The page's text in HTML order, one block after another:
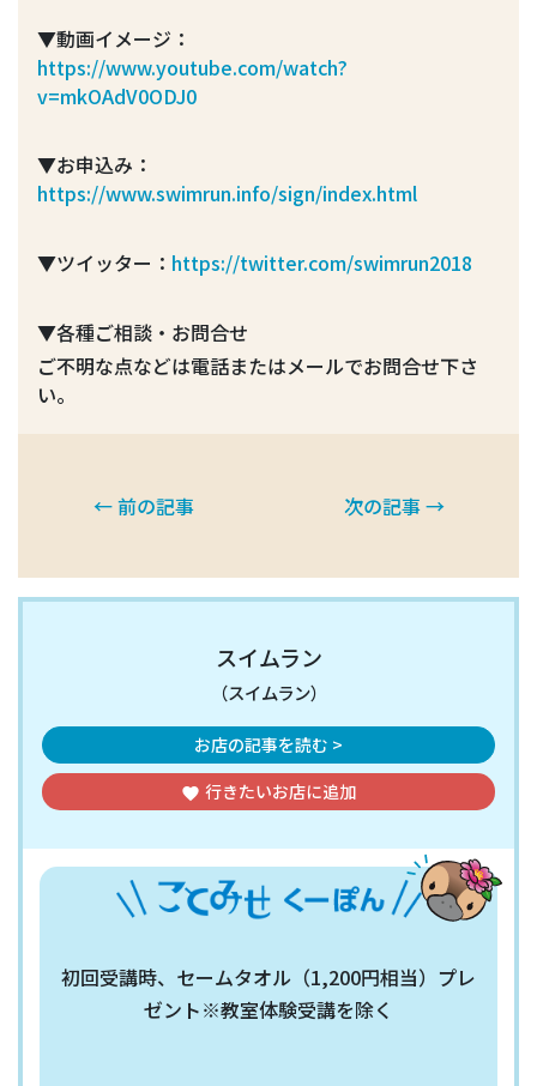
▼動画イメージ：
https://www.youtube.com/watch?
v=mkOAdV0ODJ0
▼お申込み：
https://www.swimrun.info/sign/index.html
▼ツイッター： https://twitter.com/swimrun2018
▼各種ご相談・お問合せ
ご不明な点などは電話またはメールでお問合せ下さ
い。
← 前の記事 次の記事 →
スイムラン
（スイムラン）
お店の記事を読む >
favorite 行きたいお店に追加
初回受講時、セームタオル（1,200円相当）プレ
ゼント※教室体験受講を除く